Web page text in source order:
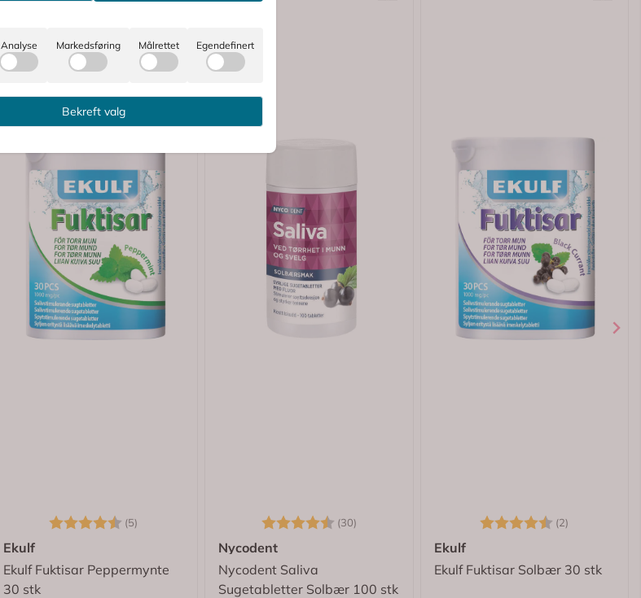
Karakter: (5)
Ekulf
Ekulf Fuktisar Peppermynte
30 stk
Karakter: (30)
Nycodent
Nycodent Saliva
Sugetabletter Solbær 100 stk
Karakter: (2)
Ekulf
Ekulf Fuktisar Solbær 30 stk
Analyse Markedsføring Målrettet Egendefinert
Bekreft valg